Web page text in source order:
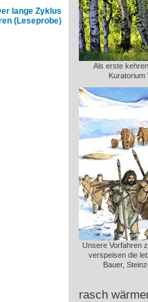
lange Zyklus
(Leseprobe)
Als erste
Kuratorium
Unsere Vorfahren
verspeisen die
Bauer,
rasch